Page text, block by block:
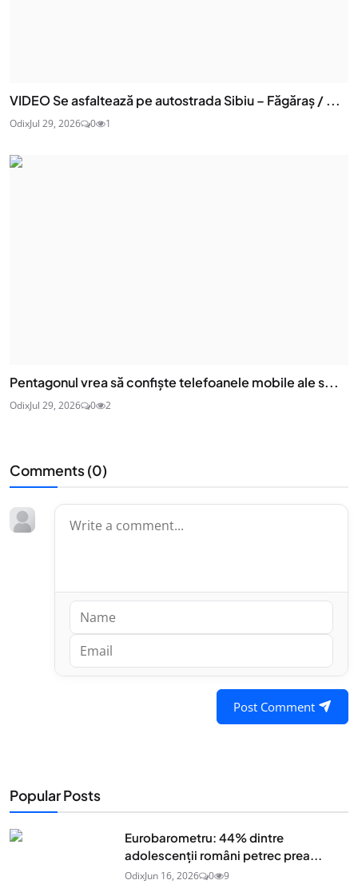
VIDEO Se asfaltează pe autostrada Sibiu – Făgăraș / ...
OdixJul 29, 2026 0 1
Pentagonul vrea să confiște telefoanele mobile ale s...
OdixJul 29, 2026 0 2
Comments (0)
Post Comment
Popular Posts
Eurobarometru: 44% dintre
adolescenţii români petrec prea...
OdixJun 16, 2026 0 9